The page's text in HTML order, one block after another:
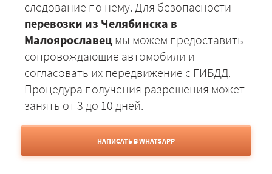
следование по нему. Для безопасности
перевозки из Челябинска в
Малоярославец мы можем предоставить
сопровождающие автомобили и
согласовать их передвижение с ГИБДД.
Процедура получения разрешения может
занять от 3 до 10 дней.
НАПИСАТЬ В WHATSAPP